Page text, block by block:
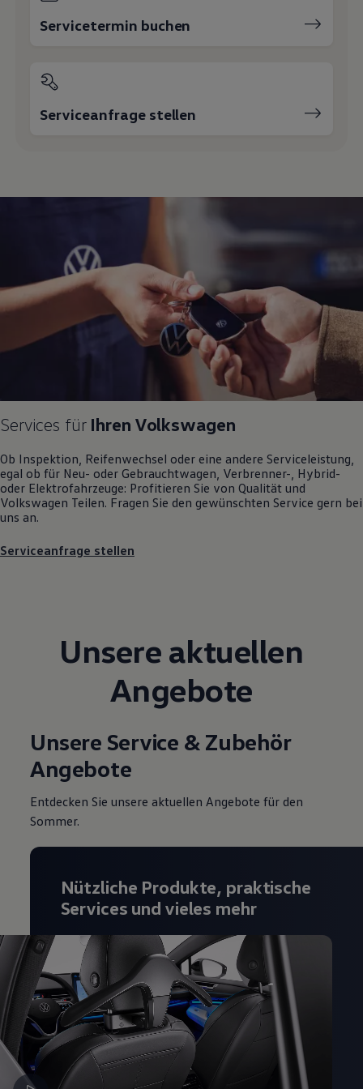
Räder und Reifen
Schutz und Pflege
Dienste für Ihr Modell finden
Handy und Fahrzeug verbinden
Updates für Software, Karten und Radio
Über Ihr Auto
Vorgängermodelle
Kundeninformationen
Volkswagen Kundenbetreuung
Warn- und Kontrollleuchten
Assistenzsysteme
Digitale Betriebsanleitung
Transport
Familie
Elektromobilität
Pannen- und Unfallhilfe
Volkswagen Kundenbetreuung
Servicetermin buchen
Serviceanfrage stellen
Services für Ihren Volkswagen
Ob Inspektion, Reifenwechsel oder eine andere Serviceleistung,
egal ob für Neu- oder Gebrauchtwagen , Verbrenner-, Hybrid-
oder Elektrofahrzeuge: Profitieren Sie von Qualität und
Volkswagen Teilen. Fragen Sie den gewünschten Service gern bei
uns an.
Serviceanfrage stellen
Unsere aktuellen
Angebote
Unsere Service & Zubehör
Angebote
Entdecken Sie unsere aktuellen Angebote für den
Sommer.
Nützliche Produkte, praktische
Services und vieles mehr